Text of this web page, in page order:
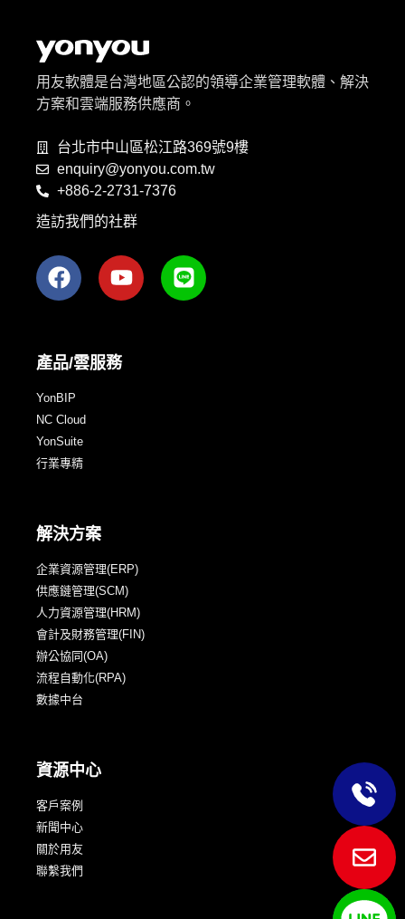
用友軟體是台灣地區公認的領導企業管理軟體、解決
方案和雲端服務供應商。
台北市中山區松江路369號9樓
enquiry@yonyou.com.tw
+886-2-2731-7376
造訪我們的社群
產品/雲服務
YonBIP
NC Cloud
YonSuite
行業專精
解決方案
企業資源管理(ERP)
供應鏈管理(SCM)
人力資源管理(HRM)
會計及財務管理(FIN)
辦公協同(OA)
流程自動化(RPA)
數據中台
資源中心
客戶案例
新聞中心
關於用友
聯繫我們